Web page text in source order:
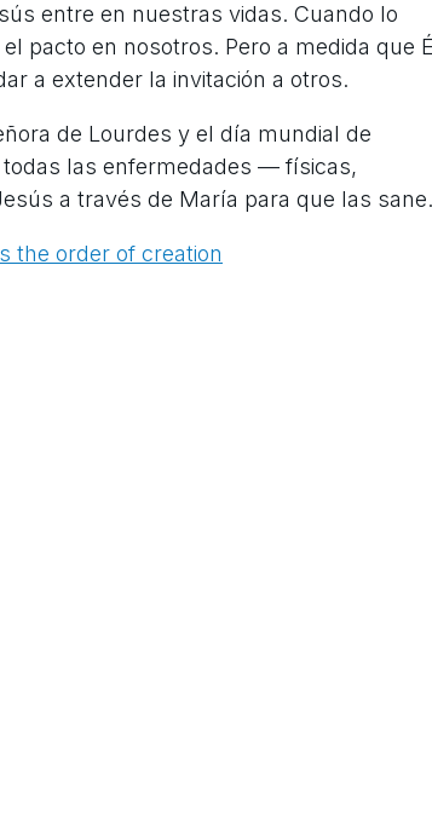
entre en nuestras vidas. Cuando lo
pacto en nosotros. Pero a medida que
a extender la invitación a otros.
de Lourdes y el día mundial de
las enfermedades — físicas,
a través de María para que las sane.
the order of creation